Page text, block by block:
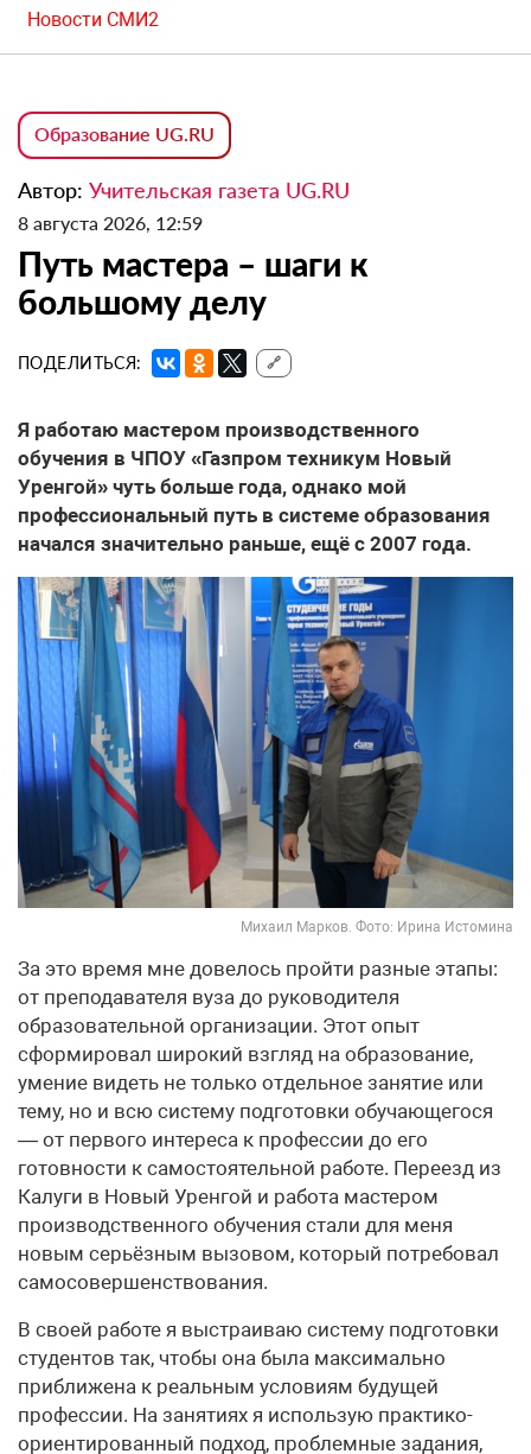
Новости СМИ2
Образование UG.RU
Автор: Учительская газета UG.RU
8 августа 2026, 12:59
Путь мастера – шаги к
большому делу
ПОДЕЛИТЬСЯ: 🔗
Я работаю мастером производственного
обучения в ЧПОУ «Газпром техникум Новый
Уренгой» чуть больше года, однако мой
профессиональный путь в системе образования
начался значительно раньше, ещё с 2007 года.
Михаил Марков. Фото: Ирина Истомина
За это время мне довелось пройти разные этапы:
от преподавателя вуза до руководителя
образовательной организации. Этот опыт
сформировал широкий взгляд на образование,
умение видеть не только отдельное занятие или
тему, но и всю систему подготовки обучающегося
— от первого интереса к профессии до его
готовности к самостоятельной работе. Переезд из
Калуги в Новый Уренгой и работа мастером
производственного обучения стали для меня
новым серьёзным вызовом, который потребовал
самосовершенствования.
В своей работе я выстраиваю систему подготовки
студентов так, чтобы она была максимально
приближена к реальным условиям будущей
профессии. На занятиях я использую практико-
ориентированный подход, проблемные задания,